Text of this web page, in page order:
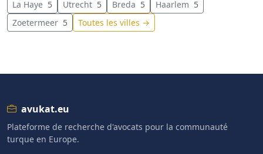
La Haye 5 Utrecht 5 Breda 5 Haarlem 5
Zoetermeer 5 Toutes les villes →
avukat.eu
Plateforme de recherche d'avocats pour la communauté
turque en Europe.